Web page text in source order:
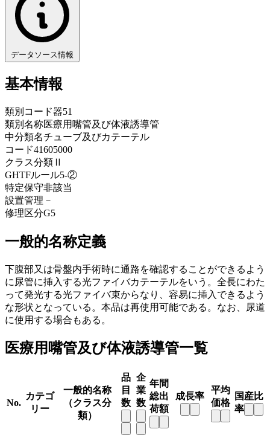
データソース情報
基本情報
類別コード器51
類別名称医療用嘴管及び体液誘導管
中分類名チューブ及びカテーテル
コード41605000
クラス分類 Ⅱ
GHTFルール5-②
特定保守非該当
設置管理 －
修理区分G5
一般的名称定義
下腹部又は骨盤内手術時に通路を確認することができるよう
に尿管に挿入する光ファイバカテーテルをいう。全長にわた
って発光する光ファイバ束からなり、容易に挿入できるよう
な形状となっている。本品は再使用可能である。なお、尿道
に使用する場合もある。
医療用嘴管及び体液誘導管一覧
No.
カテゴ
リー
一般的名称
（クラス分
類）
品
目
数
企
業
数
年間
総出
荷額
成長率
平均
価格
国産比
率